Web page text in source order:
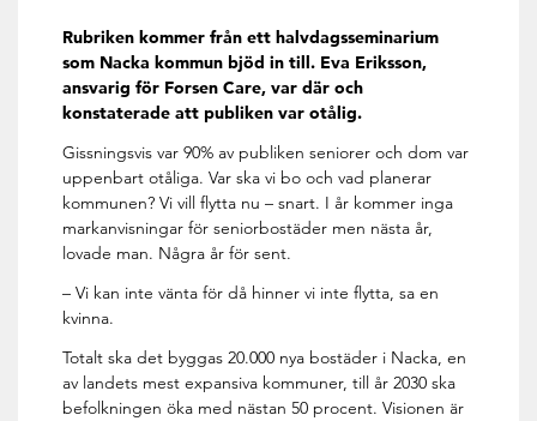
Rubriken kommer från ett halvdagsseminarium
som Nacka kommun bjöd in till. Eva Eriksson,
ansvarig för Forsen Care, var där och
konstaterade att publiken var otålig.
Gissningsvis var 90% av publiken seniorer och dom var
uppenbart otåliga. Var ska vi bo och vad planerar
kommunen? Vi vill flytta nu – snart. I år kommer inga
markanvisningar för seniorbostäder men nästa år,
lovade man. Några år för sent.
– Vi kan inte vänta för då hinner vi inte flytta, sa en
kvinna.
Totalt ska det byggas 20.000 nya bostäder i Nacka, en
av landets mest expansiva kommuner, till år 2030 ska
befolkningen öka med nästan 50 procent. Visionen är